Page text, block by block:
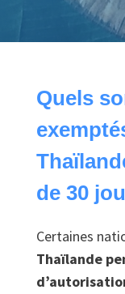
Quels
de 30
Certaines
Thaïlande